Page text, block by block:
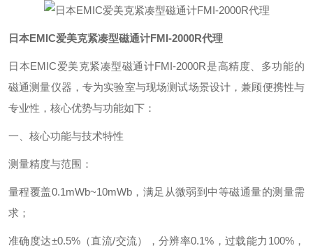
日本EMIC爱美克紧凑型磁通计FMI-2000R代理
日本EMIC爱美克紧凑型磁通计FMI-2000R是‌高精度、多功能‌的
磁通测量仪器，专为实验室与现场测试场景设计，兼顾便携性与
专业性，核心优势与功能如下：
一、核心功能与技术特性
测量精度与范围‌：
量程覆盖‌0.1mWb~10mWb‌，满足从微弱到中等磁通量的测量需
求；
准确度达‌±0.5%‌（直流/交流），分辨率‌0.1%‌，过载能力‌100%‌，